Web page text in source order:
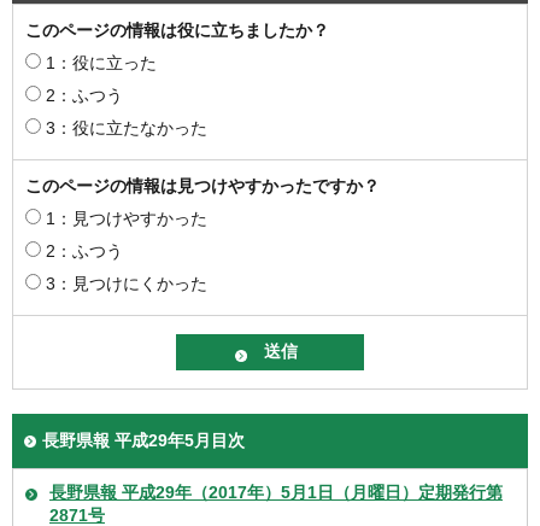
このページの情報は役に立ちましたか？
1：役に立った
2：ふつう
3：役に立たなかった
このページの情報は見つけやすかったですか？
1：見つけやすかった
2：ふつう
3：見つけにくかった
長野県報 平成29年5月目次
長野県報 平成29年（2017年）5月1日（月曜日）定期発行第
2871号